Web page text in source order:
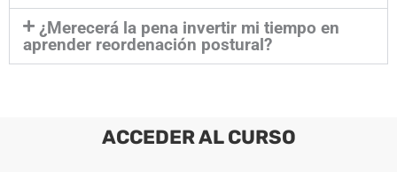
¿Merecerá la pena invertir mi tiempo en
aprender reordenación postural?
ACCEDER AL CURSO